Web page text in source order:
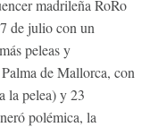
madrileña RoRo
de julio con un
peleas y
de Mallorca, con
la pelea) y 23
polémica, la